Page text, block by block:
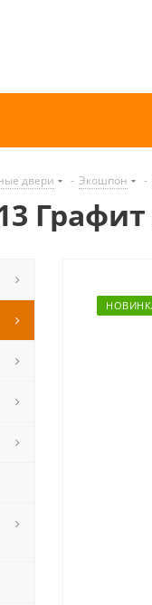
двери - Экошпон -